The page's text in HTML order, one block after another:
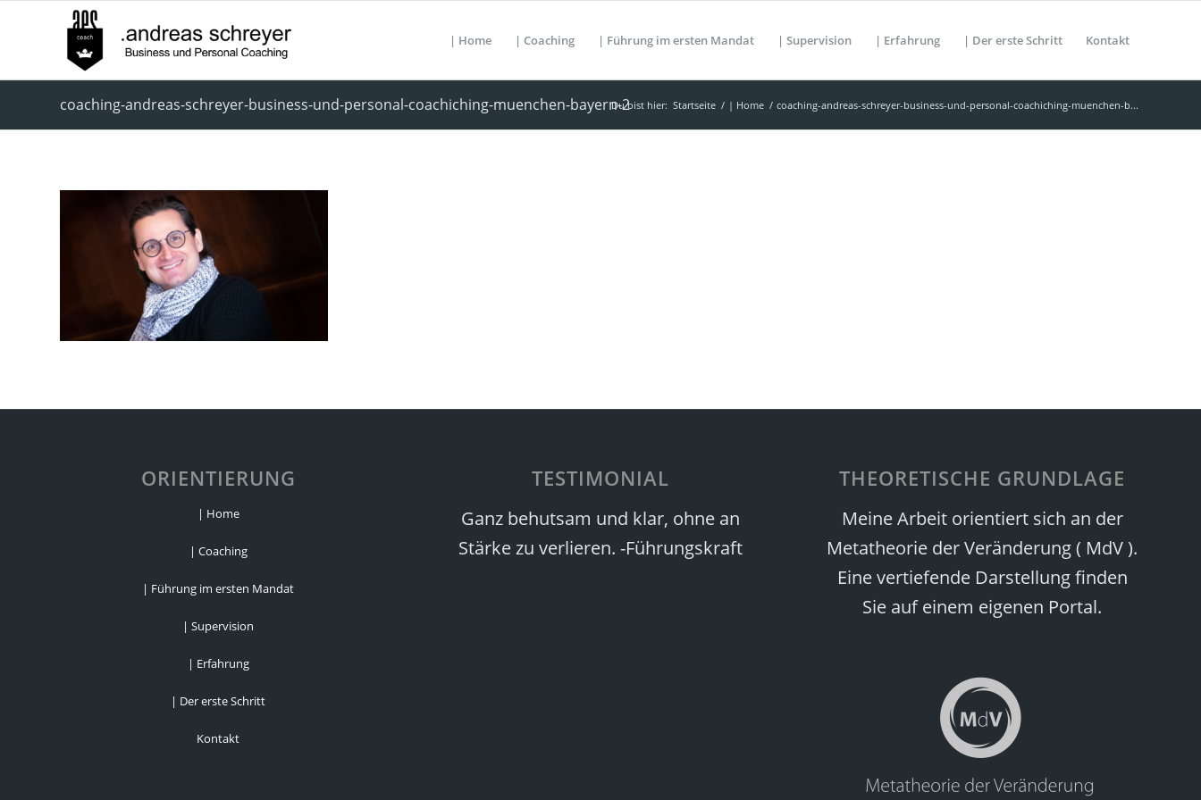
| Home | Coaching | Führung im ersten Mandat | Supervision | Erfahrung | Der erste Schritt Kontakt
coaching-andreas-schreyer-business-und-personal-coachiching-muenchen-bayern-2Du bist hier: Startseite / | Home / coaching-andreas-schreyer-business-und-personal-coachiching-muenchen-b...
ORIENTIERUNG
| Home
| Coaching
| Führung im ersten Mandat
| Supervision
| Erfahrung
| Der erste Schritt
Kontakt
TESTIMONIAL
Ganz behutsam und klar, ohne an
Stärke zu verlieren. -Führungskraft
THEORETISCHE GRUNDLAGE
Meine Arbeit orientiert sich an der
Metatheorie der Veränderung ( MdV ).
Eine vertiefende Darstellung finden
Sie auf einem eigenen Portal.